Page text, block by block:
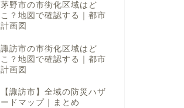
茅野市の市街化区域はど
こ？地図で確認する｜都市
計画図
諏訪市の市街化区域はど
こ？地図で確認する｜都市
計画図
【諏訪市】全域の防災ハザ
ードマップ｜まとめ